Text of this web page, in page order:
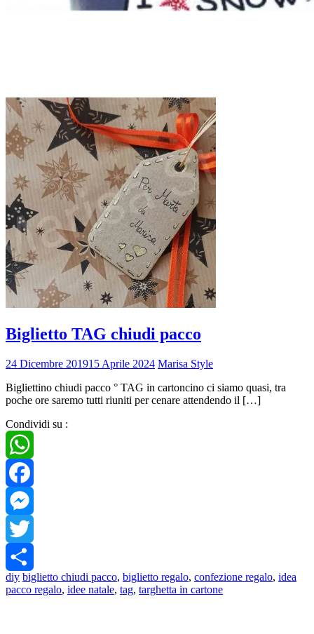
Biglietto TAG chiudi pacco
24 Dicembre 201915 Aprile 2024 Marisa Style
Bigliettino chiudi pacco ° TAG in cartoncino ci siamo quasi, tra
poche ore saremo tutti riuniti per cenare attendendo il […]
Condividi su :
WhatsApp
Facebook
Messenger
Twitter
Share
diy biglietto chiudi pacco, biglietto regalo, confezione regalo, idea
pacco regalo, idee natale, tag, targhetta in cartone